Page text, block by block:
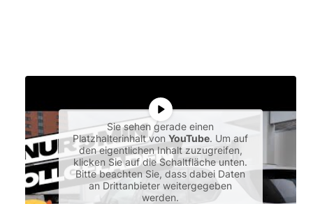
Sie sehen gerade einen
Platzhalterinhalt vonYouTube. Um auf
den eigentlichen Inhalt zuzugreifen,
klicken Sie auf die Schaltfläche unten.
Bitte beachten Sie, dass dabei Daten
an Drittanbieter weitergegeben
werden.